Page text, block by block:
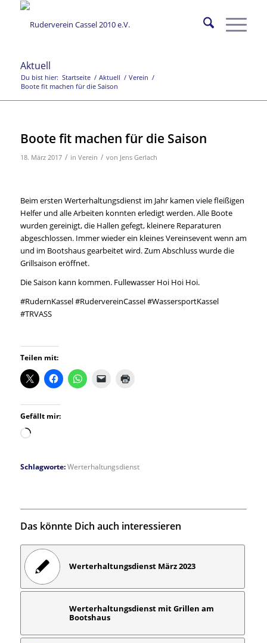
Aktuell
Du bist hier: Startseite / Aktuell / Verein /
Boote fit machen für die Saison
Boote fit machen für die Saison
18. März 2017 / in Verein / von Jens Gerlach
Beim ersten Werterhaltungsdienst im Jahr kamen viele fleißigen
Helfer und alle Arbeiten konnten erledigt werden. Alle Boote
wurden gereinigt, die Hallen gefegt, kleinere Reparaturen
abgeschlossen. Immer wieder ein kleines Vereinsevent wenn am
und im Bootshaus gearbeitet wird. Zum Abschluss wurde die
Grillsaison eröffnet.
Die Saison kann kommen. Fullewasser Hoi Hoi Hoi.
#RudernKassel #RudervereinCassel #WassersportKassel
#TRVASS
Teilen mit:
Gefällt mir:
Wird
Schlagworte: Werterhaltungsdienst
Das könnte Dich auch interessieren
Werterhaltungsdienst März 2023
Werterhaltungsdienst mit Grillen am
Bootshaus